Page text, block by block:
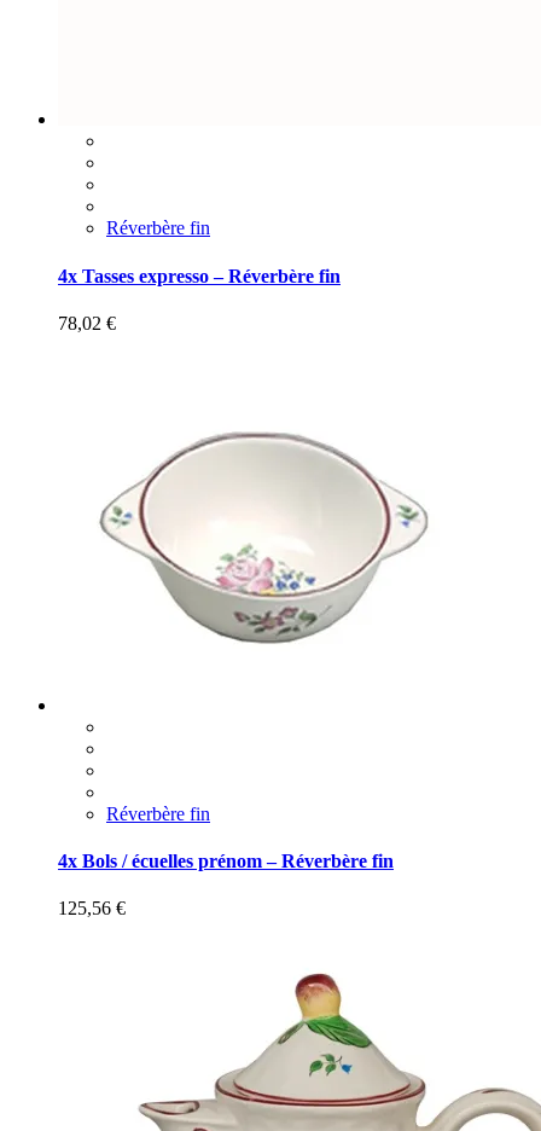
Réverbère fin
4x Tasses expresso – Réverbère fin
78,02 €
Réverbère fin
4x Bols / écuelles prénom – Réverbère fin
125,56 €